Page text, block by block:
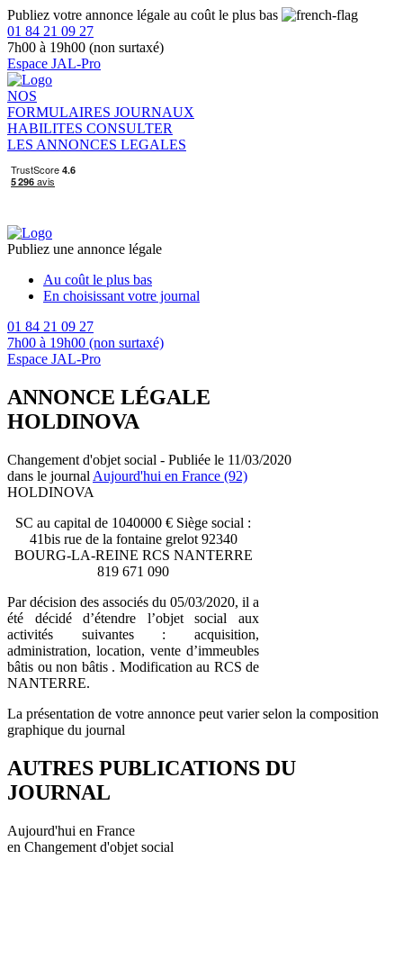
Publiez votre annonce légale au coût le plus bas
01 84 21 09 27
7h00 à 19h00 (non surtaxé)
Espace JAL-Pro
NOS
FORMULAIRES JOURNAUX
HABILITES CONSULTER
LES ANNONCES LEGALES
Publiez une annonce légale
Au coût le plus bas
En choisissant votre journal
01 84 21 09 27
7h00 à 19h00 (non surtaxé)
Espace JAL-Pro
ANNONCE LÉGALE
HOLDINOVA
Changement d'objet social - Publiée le 11/03/2020
dans le journal Aujourd'hui en France (92)
HOLDINOVA
SC au capital de 1040000 € Siège social :
41bis rue de la fontaine grelot 92340
BOURG-LA-REINE RCS NANTERRE
819 671 090
Par décision des associés du 05/03/2020, il a
été décidé d’étendre l’objet social aux
activités suivantes : acquisition,
administration, location, vente d’immeubles
bâtis ou non bâtis . Modification au RCS de
NANTERRE.
La présentation de votre annonce peut varier selon la composition
graphique du journal
AUTRES PUBLICATIONS DU
JOURNAL
Aujourd'hui en France
en Changement d'objet social